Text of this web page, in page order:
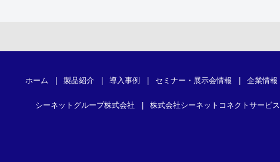
ホーム 製品紹介 導入事例 セミナー・展示会情報 企業情報
シーネットグループ株式会社 株式会社シーネットコネクトサービス